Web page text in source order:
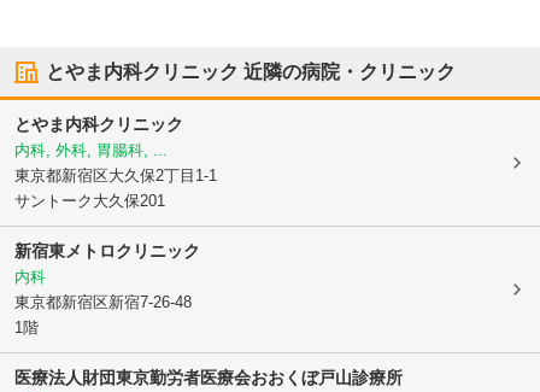
とやま内科クリニック 近隣の病院・クリニック
とやま内科クリニック
内科, 外科, 胃腸科, ...
東京都新宿区大久保2丁目1-1
サントーク大久保201
新宿東メトロクリニック
内科
東京都新宿区新宿7-26-48
1階
医療法人財団東京勤労者医療会おおくぼ戸山診療所